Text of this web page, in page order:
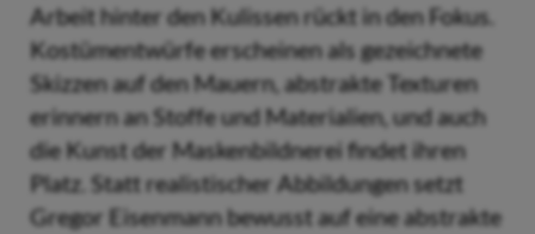
Arbeit hinter den Kulissen rückt in den Fokus.
Kostümentwürfe erscheinen als gezeichnete
Skizzen auf den Mauern, abstrakte Texturen
erinnern an Stoffe und Materialien, und auch
die Kunst der Maskenbildnerei findet ihren
Platz. Statt realistischer Abbildungen setzt
Gregor Eisenmann bewusst auf eine abstrakte